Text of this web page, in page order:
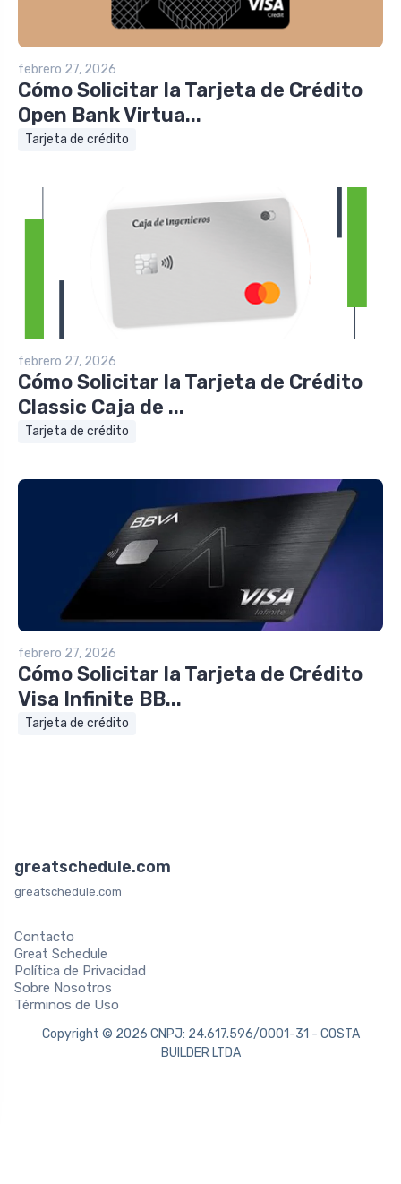
febrero 27, 2026
Cómo Solicitar la Tarjeta de Crédito
Open Bank Virtua...
Tarjeta de crédito
febrero 27, 2026
Cómo Solicitar la Tarjeta de Crédito
Classic Caja de ...
Tarjeta de crédito
febrero 27, 2026
Cómo Solicitar la Tarjeta de Crédito
Visa Infinite BB...
Tarjeta de crédito
greatschedule.com
greatschedule.com
Contacto
Great Schedule
Política de Privacidad
Sobre Nosotros
Términos de Uso
Copyright © 2026 CNPJ: 24.617.596/0001-31 - COSTA
BUILDER LTDA